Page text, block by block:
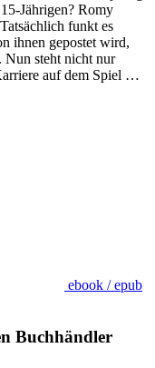
Jährigen? Romy
funkt es
ihnen gepostet wird,
Nun steht nicht nur
auf dem Spiel …
ebook / epub
Buchhändler